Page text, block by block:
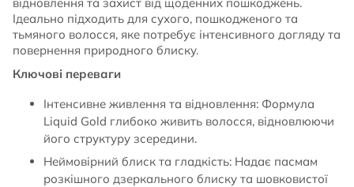
Ідеально підходить для сухого, пошкодженого та
тьмяного волосся, яке потребує інтенсивного догляду та
повернення природного блиску.
Ключові переваги
Інтенсивне живлення та відновлення: Формула
Liquid Gold глибоко живить волосся, відновлюючи
його структуру зсередини.
Неймовірний блиск та гладкість: Надає пасмам
розкішного дзеркального блиску та шовковистої